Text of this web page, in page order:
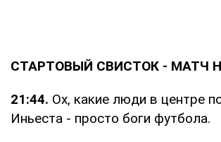
СТАРТОВЫЙ СВИСТОК - МАТЧ
21:44. Ох, какие люди в центре
Иньеста - просто боги футбола.